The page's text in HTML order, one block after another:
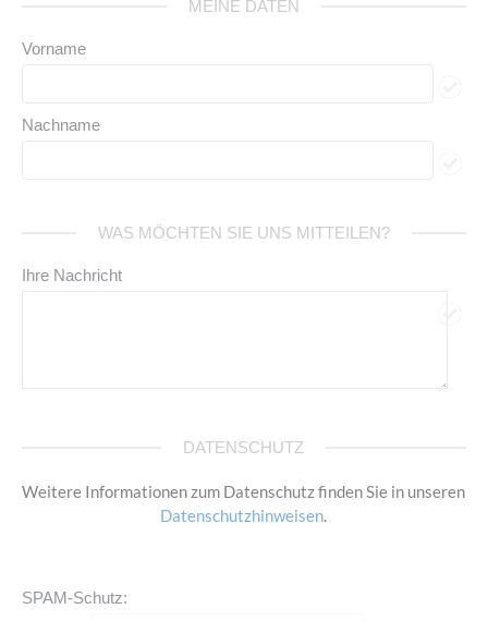
MEINE DATEN
Vorname
Nachname
WAS MÖCHTEN SIE UNS MITTEILEN?
Ihre Nachricht
DATENSCHUTZ
Weitere Informationen zum Datenschutz finden Sie in unseren
Datenschutzhinweisen.
SPAM-Schutz: